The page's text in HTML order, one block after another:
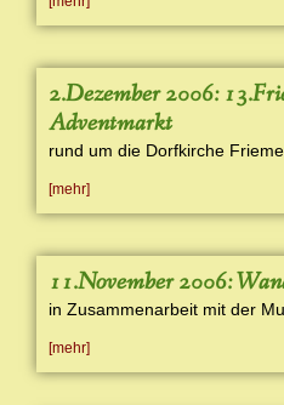
2.Dezember 2006:
Adventmarkt
rund um die Dorfkirche
[mehr]
11.November 2006:
in Zusammenarbeit mit der
[mehr]